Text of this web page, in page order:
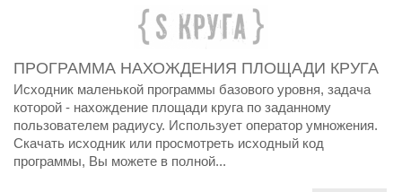
ПРОГРАММА НАХОЖДЕНИЯ ПЛОЩАДИ КРУГА
Исходник маленькой программы базового уровня, задача
которой - нахождение площади круга по заданному
пользователем радиусу. Использует оператор умножения.
Скачать исходник или просмотреть исходный код
программы, Вы можете в полной...